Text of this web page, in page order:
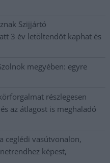
Szijjártó
3 év letöltendőt kaphat és
megyében: egyre
részlegesen
az átlagost is meghaladó
ceglédi vasútvonalon,
képest,